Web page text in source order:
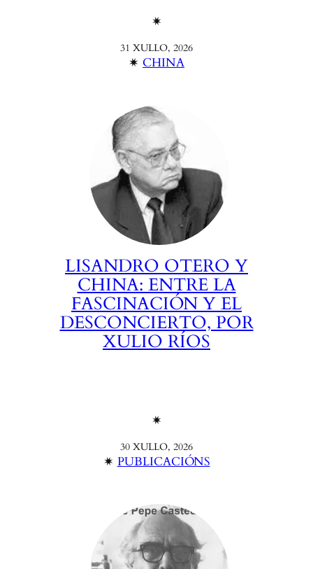
✴︎
31 XULLO, 2026
✴︎ CHINA
LISANDRO OTERO Y
CHINA: ENTRE LA
FASCINACIÓN Y EL
DESCONCIERTO, POR
XULIO RÍOS
✴︎
30 XULLO, 2026
✴︎ PUBLICACIÓNS